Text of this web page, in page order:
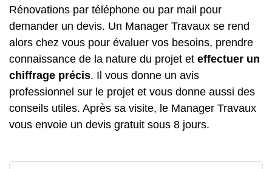
Rénovations par téléphone ou par mail pour
demander un devis. Un Manager Travaux se rend
alors chez vous pour évaluer vos besoins, prendre
connaissance de la nature du projet et effectuer un
chiffrage précis. Il vous donne un avis
professionnel sur le projet et vous donne aussi des
conseils utiles. Après sa visite, le Manager Travaux
vous envoie un devis gratuit sous 8 jours.